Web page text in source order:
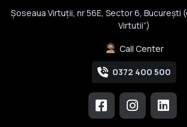
Șoseaua Virtuții, nr 56E, Sector 6, București
Virtutii”)
Call Center
0372 400 500